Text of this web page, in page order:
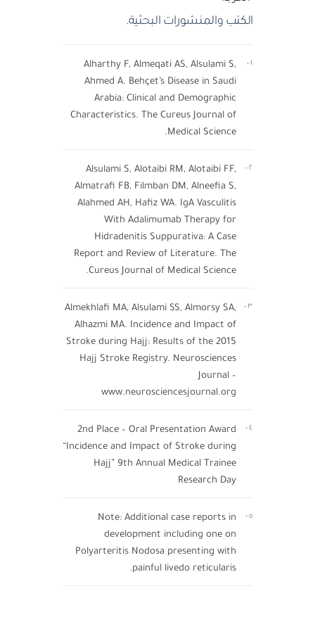
الكتب والمنشورات البحثية.
Alharthy F, Almeqati AS, Alsulami S,
Ahmed A. Behçet’s Disease in Saudi
Arabia: Clinical and Demographic
Characteristics. The Cureus Journal of
Medical Science.
Alsulami S, Alotaibi RM, Alotaibi FF,
Almatrafi FB, Filmban DM, Alneefia S,
Alahmed AH, Hafiz WA. IgA Vasculitis
With Adalimumab Therapy for
Hidradenitis Suppurativa: A Case
Report and Review of Literature. The
Cureus Journal of Medical Science.
Almekhlafi MA, Alsulami SS, Almorsy SA,
Alhazmi MA. Incidence and Impact of
Stroke during Hajj: Results of the 2015
Hajj Stroke Registry. Neurosciences
Journal –
www.neurosciencesjournal.org
2nd Place – Oral Presentation Award
“Incidence and Impact of Stroke during
Hajj” 9th Annual Medical Trainee
Research Day
Note: Additional case reports in
development including one on
Polyarteritis Nodosa presenting with
painful livedo reticularis.